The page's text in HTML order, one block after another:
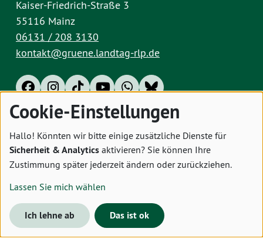
Kaiser-Friedrich-Straße 3
55116 Mainz
06131 / 208 3130
kontakt@gruene.landtag-rlp.de
Impressum Datenschutz Cookies
Cookie-Einstellungen
Hallo! Könnten wir bitte einige zusätzliche Dienste für
Sicherheit & Analytics aktivieren? Sie können Ihre
Zustimmung später jederzeit ändern oder zurückziehen.
Lassen Sie mich wählen
Ich lehne ab Das ist ok